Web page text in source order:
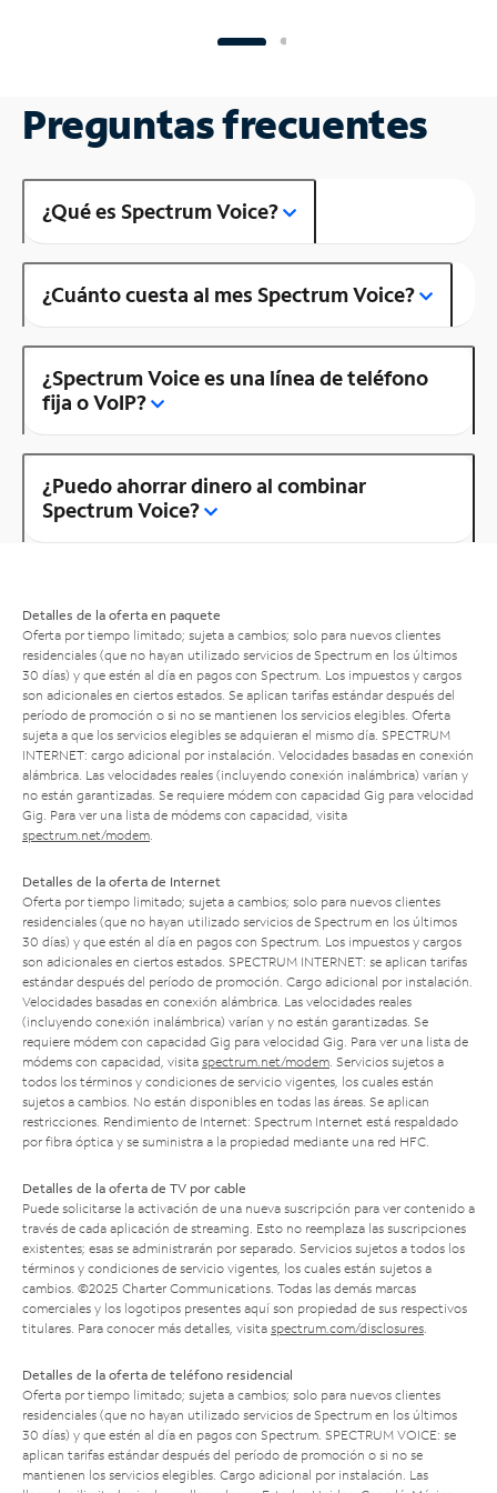
Preguntas frecuentes
¿Qué es Spectrum Voice?
¿Cuánto cuesta al mes Spectrum Voice?
¿Spectrum Voice es una línea de teléfono
fija o VoIP?
¿Puedo ahorrar dinero al combinar
Spectrum Voice?
Detalles de la oferta en paquete
Oferta por tiempo limitado; sujeta a cambios; solo para nuevos clientes
residenciales (que no hayan utilizado servicios de Spectrum en los últimos
30 días) y que estén al día en pagos con Spectrum. Los impuestos y cargos
son adicionales en ciertos estados. Se aplican tarifas estándar después del
período de promoción o si no se mantienen los servicios elegibles. Oferta
sujeta a que los servicios elegibles se adquieran el mismo día. SPECTRUM
INTERNET: cargo adicional por instalación. Velocidades basadas en conexión
alámbrica. Las velocidades reales (incluyendo conexión inalámbrica) varían y
no están garantizadas. Se requiere módem con capacidad Gig para velocidad
Gig. Para ver una lista de módems con capacidad, visita
spectrum.net/modem
Detalles de la oferta de Internet
Oferta por tiempo limitado; sujeta a cambios; solo para nuevos clientes
residenciales (que no hayan utilizado servicios de Spectrum en los últimos
30 días) y que estén al día en pagos con Spectrum. Los impuestos y cargos
son adicionales en ciertos estados. SPECTRUM INTERNET: se aplican tarifas
estándar después del período de promoción. Cargo adicional por instalación.
Velocidades basadas en conexión alámbrica. Las velocidades reales
(incluyendo conexión inalámbrica) varían y no están garantizadas. Se
requiere módem con capacidad Gig para velocidad Gig. Para ver una lista de
módems con capacidad, visita spectrum.net/modem . Servicios sujetos a
todos los términos y condiciones de servicio vigentes, los cuales están
sujetos a cambios. No están disponibles en todas las áreas. Se aplican
restricciones. Rendimiento de Internet: Spectrum Internet está respaldado
por fibra óptica y se suministra a la propiedad mediante una red HFC.
Detalles de la oferta de TV por cable
Puede solicitarse la activación de una nueva suscripción para ver contenido a
través de cada aplicación de streaming. Esto no reemplaza las suscripciones
existentes; esas se administrarán por separado. Servicios sujetos a todos los
términos y condiciones de servicio vigentes, los cuales están sujetos a
cambios. ©2025 Charter Communications. Todas las demás marcas
comerciales y los logotipos presentes aquí son propiedad de sus respectivos
titulares. Para conocer más detalles, visita spectrum.com/disclosures
Detalles de la oferta de teléfono residencial
Oferta por tiempo limitado; sujeta a cambios; solo para nuevos clientes
residenciales (que no hayan utilizado servicios de Spectrum en los últimos
30 días) y que estén al día en pagos con Spectrum. SPECTRUM VOICE: se
aplican tarifas estándar después del período de promoción o si no se
mantienen los servicios elegibles. Cargo adicional por instalación. Las